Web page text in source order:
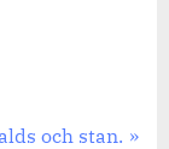
och stan.